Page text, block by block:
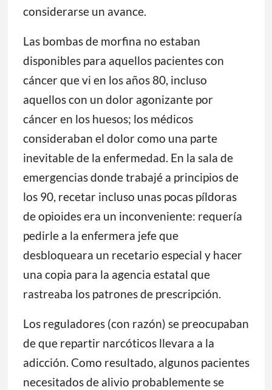
considerarse un avance.
Las bombas de morfina no estaban
disponibles para aquellos pacientes con
cáncer que vi en los años 80, incluso
aquellos con un dolor agonizante por
cáncer en los huesos; los médicos
consideraban el dolor como una parte
inevitable de la enfermedad. En la sala de
emergencias donde trabajé a principios de
los 90, recetar incluso unas pocas píldoras
de opioides era un inconveniente: requería
pedirle a la enfermera jefe que
desbloqueara un recetario especial y hacer
una copia para la agencia estatal que
rastreaba los patrones de prescripción.
Los reguladores (con razón) se preocupaban
de que repartir narcóticos llevara a la
adicción. Como resultado, algunos pacientes
necesitados de alivio probablemente se